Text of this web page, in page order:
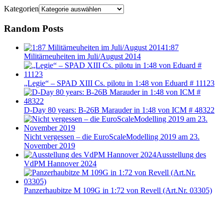
Kategorien
Random Posts
1:87
Militärneuheiten im Juli/August 2014
„Legie“ – SPAD XIII Cs. pilotu in 1:48 von Eduard # 11123
D-Day 80 years: B-26B Marauder in 1:48 von ICM # 48322
Nicht vergessen – die EuroScaleModelling 2019 am 23.
November 2019
Ausstellung des
VdPM Hannover 2024
Panzerhaubitze M 109G in 1:72 von Revell (Art.Nr. 03305)